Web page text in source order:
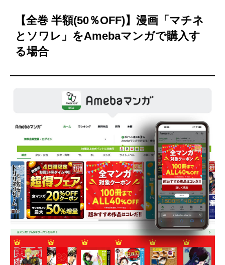
【全巻 半額(50％OFF)】漫画「マチネ
とソワレ」をAmebaマンガで購入す
る場合